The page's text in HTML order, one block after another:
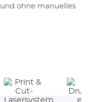
und ohne manuelles